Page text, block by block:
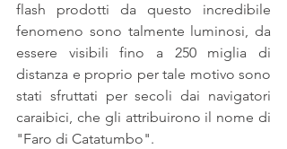
flash prodotti da questo incredibile
fenomeno sono talmente luminosi, da
essere visibili fino a 250 miglia di
distanza e proprio per tale motivo sono
stati sfruttati per secoli dai navigatori
caraibici, che gli attribuirono il nome di
"Faro di Catatumbo".